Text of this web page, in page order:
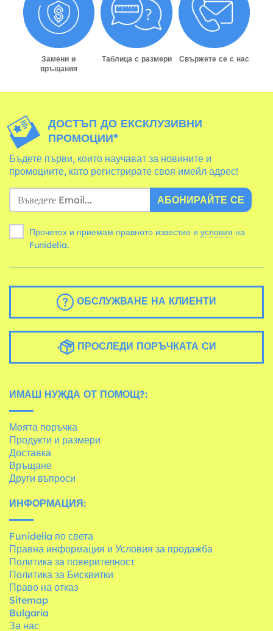
Замени и
връщания
Таблица с размери Свържете се с нас
ДОСТЪП ДО ЕКСКЛУЗИВНИ
ПРОМОЦИИ*
Бъдете първи, които научават за новините и
промоциите, като регистрирате своя имейл адрес!
АБОНИРАЙТЕ СЕ
Прочетох и приемам правното известие и условия
Funidelia.
ОБСЛУЖВАНЕ НА КЛИЕНТИ
ПРОСЛЕДИ ПОРЪЧКАТА СИ
ИМАШ НУЖДА ОТ ПОМОЩ?:
Моята поръчка
Продукти и размери
Доставка
Връщане
Други въпроси
ИНФОРМАЦИЯ:
Funidelia по света
Правна информация и Условия за продажба
Политика за поверителност
Политика за Бисквитки
Право на отказ
Sitemap
Bulgaria
За нас